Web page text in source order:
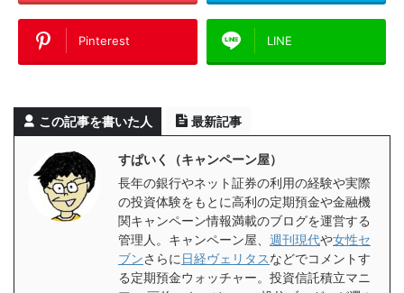
Pinterest LINE
この記事を書いた人 最新記事
すぱいく（キャンペーン屋）
長年の銀行やネット証券の利用の経験や実際
の投資体験をもとに高利の定期預金や金融機
関キャンペーン情報満載のブログを運営する
管理人。キャンペーン屋、 週刊現代や女性セ
ブンさらに 日経ヴェリタスなどでコメントす
る定期預金ウォッチャー。投資信託積立マニ